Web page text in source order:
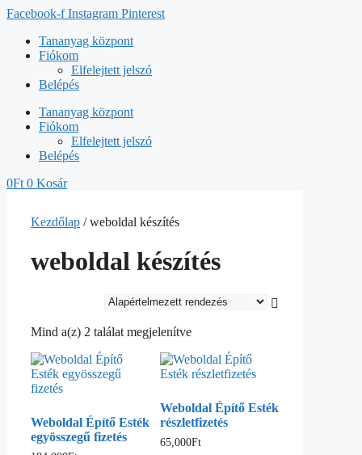
Kilépés
tartalomba
Facebook-f Instagram Pinterest
Tananyag központ
Fiókom
Elfelejtett jelszó
Belépés
Tananyag központ
Fiókom
Elfelejtett jelszó
Belépés
0Ft 0 Kosár
Kezdőlap / weboldal készítés
weboldal készítés
Mind a(z) 2 találat megjelenítve
Weboldal Építő Esték
egyösszegű fizetés
Weboldal Építő Esték
részletfizetés
65,000Ft